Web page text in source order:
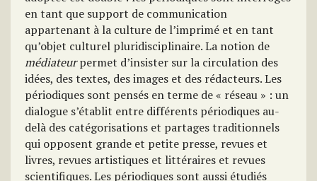
en tant que support de communication
appartenant à la culture de l’imprimé et en tant
qu’objet culturel pluridisciplinaire. La notion de
médiateurpermet d’insister sur la circulation des
idées, des textes, des images et des rédacteurs. Les
périodiques sont pensés en terme de « réseau » : un
dialogue s’établit entre différents périodiques au-
delà des catégorisations et partages traditionnels
qui opposent grande et petite presse, revues et
livres, revues artistiques et littéraires et revues
scientifiques. Les périodiques sont aussi étudiés